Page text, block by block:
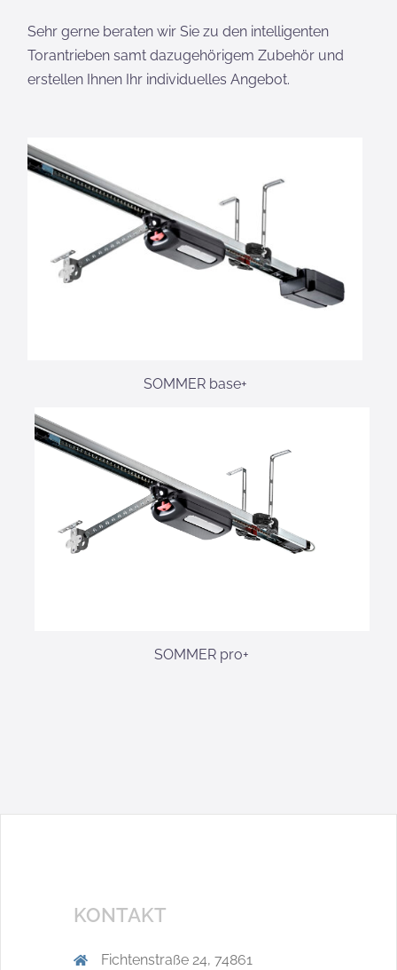
Sehr gerne beraten wir Sie zu den intelligenten
Torantrieben samt dazugehörigem Zubehör und
erstellen Ihnen Ihr individuelles Angebot.
SOMMER base+
SOMMER pro+
KONTAKT
Fichtenstraße 24, 74861